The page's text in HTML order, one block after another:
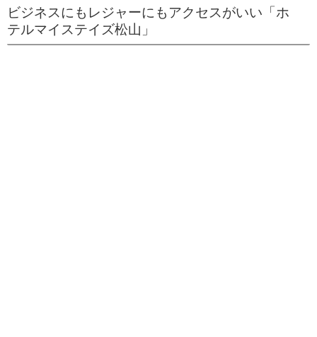
ビジネスにもレジャーにもアクセスがいい「ホ
テルマイステイズ松山」